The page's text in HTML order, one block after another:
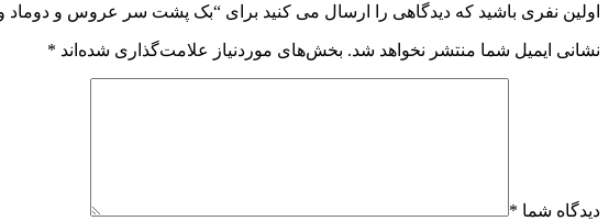
اولین نفری باشید که دیدگاهی را ارسال می کنید برای “بک پشت سر عروس و
نشانی ایمیل شما منتشر نخواهد شد. بخش‌های موردنیاز علامت‌گذاری شده‌اند *
دیدگاه شما *